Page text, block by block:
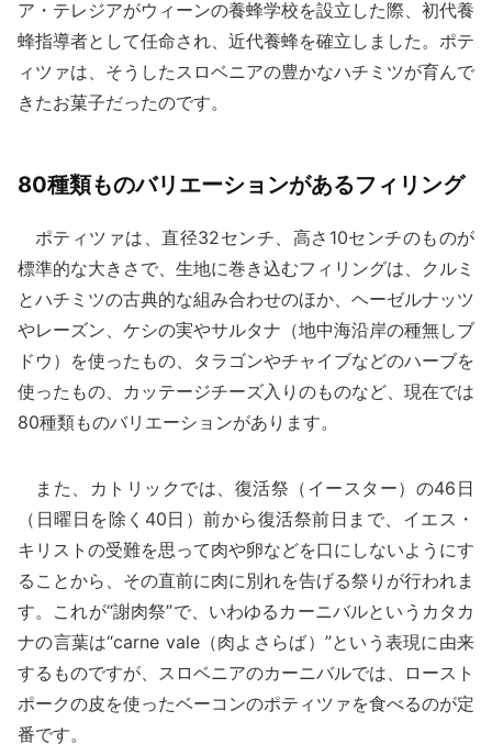
ア・テレジアがウィーンの養蜂学校を設立した際、初代養
蜂指導者として任命され、近代養蜂を確立しました。ポテ
ィツァは、そうしたスロベニアの豊かなハチミツが育んで
きたお菓子だったのです。
80種類ものバリエーションがあるフィリング
ポティツァは、直径32センチ、高さ10センチのものが
標準的な大きさで、生地に巻き込むフィリングは、クルミ
とハチミツの古典的な組み合わせのほか、ヘーゼルナッツ
やレーズン、ケシの実やサルタナ（地中海沿岸の種無しブ
ドウ）を使ったもの、タラゴンやチャイブなどのハーブを
使ったもの、カッテージチーズ入りのものなど、現在では
80種類ものバリエーションがあります。
また、カトリックでは、復活祭（イースター）の46日
（日曜日を除く40日）前から復活祭前日まで、イエス・
キリストの受難を思って肉や卵などを口にしないようにす
ることから、その直前に肉に別れを告げる祭りが行われま
す。これが“謝肉祭”で、いわゆるカーニバルというカタカ
ナの言葉は“carne vale（肉よさらば）”という表現に由来
するものですが、スロベニアのカーニバルでは、ロースト
ポークの皮を使ったベーコンのポティツァを食べるのが定
番です。